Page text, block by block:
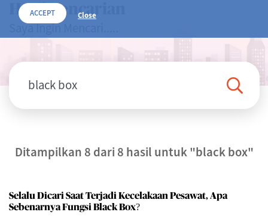
ACCEPT Close
Hasil Pencarian
Saya Ingin Mencari.....
Ditampilkan 8 dari 8 hasil untuk"black box"
Selalu Dicari Saat Terjadi Kecelakaan Pesawat, Apa
Sebenarnya Fungsi Black Box?